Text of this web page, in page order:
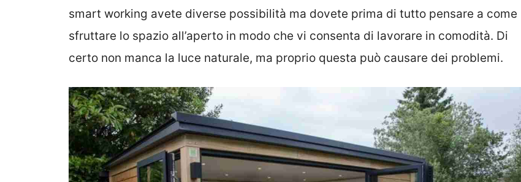
smart working avete diverse possibilità ma dovete prima di tutto pensare a come
sfruttare lo spazio all’aperto in modo che vi consenta di lavorare in comodità. Di
certo non manca la luce naturale, ma proprio questa può causare dei problemi.